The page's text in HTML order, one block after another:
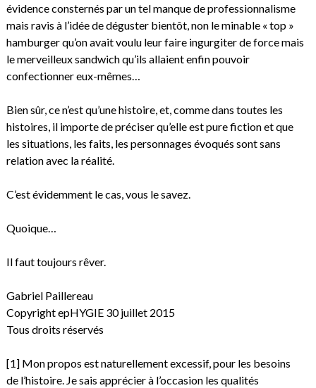
évidence consternés par un tel manque de professionnalisme
mais ravis à l’idée de déguster bientôt, non le minable « top »
hamburger qu’on avait voulu leur faire ingurgiter de force mais
le merveilleux sandwich qu’ils allaient enfin pouvoir
confectionner eux-mêmes…
Bien sûr, ce n’est qu’une histoire, et, comme dans toutes les
histoires, il importe de préciser qu’elle est pure fiction et que
les situations, les faits, les personnages évoqués sont sans
relation avec la réalité.
C’est évidemment le cas, vous le savez.
Quoique…
Il faut toujours rêver.
Gabriel Paillereau
Copyright epHYGIE 30 juillet 2015
Tous droits réservés
[1]Mon propos est naturellement excessif, pour les besoins
de l’histoire. Je sais apprécier à l’occasion les qualités